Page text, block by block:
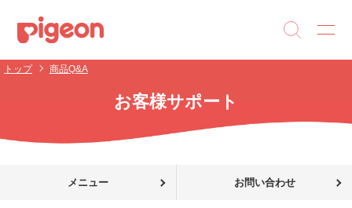
トップ 商品Q&A
お客様サポート
メニュー お問い合わせ